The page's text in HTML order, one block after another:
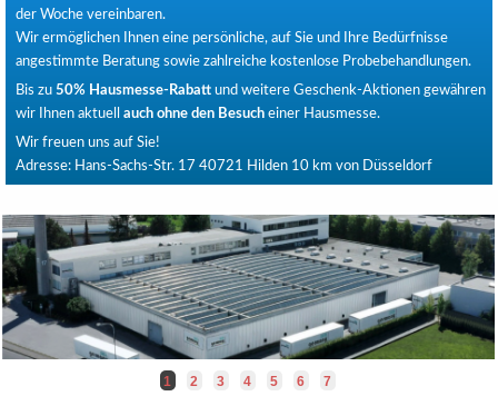
der Woche vereinbaren.
Wir ermöglichen Ihnen eine persönliche, auf Sie und Ihre Bedürfnisse
angestimmte Beratung sowie zahlreiche kostenlose Probebehandlungen.
Bis zu 50% Hausmesse-Rabatt und weitere Geschenk-Aktionen gewähren
wir Ihnen aktuell auch ohne den Besuch einer Hausmesse.
Wir freuen uns auf Sie!
Adresse: Hans-Sachs-Str. 17 40721 Hilden 10 km von Düsseldorf
1 2 3 4 5 6 7